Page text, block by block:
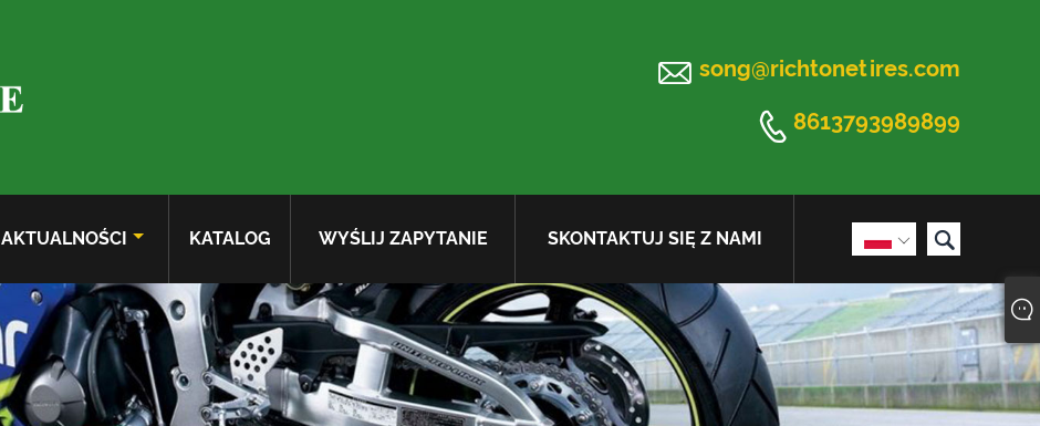
 song@richtonetires.com
 8613793989899
 
AKTUALNOŚCI KATALOG WYŚLIJ ZAPYTANIE SKONTAKTUJ SIĘ Z NAMI